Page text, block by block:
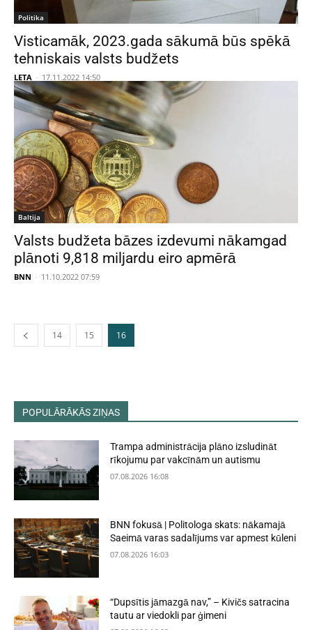
Politika
Visticamāk, 2023.gada sākumā būs spēkā
tehniskais valsts budžets
LETA - 17.11.2022 14:50
Baltija
Valsts budžeta bāzes izdevumi nākamgad
plānoti 9,818 miljardu eiro apmērā
BNN - 11.10.2022 07:59
14 15 16
POPULĀRĀKĀS ZIŅAS
Trampa administrācija plāno izsludināt
rīkojumu par vakcīnām un autismu
07.08.2026 16:08
BNN fokusā | Politologa skats: nākamajā
Saeimā varas sadalījums var apmest kūleni
07.08.2026 16:03
“Dupsītis jāmazgā nav,” – Kivičs satracina
tautu ar viedokli par ģimeni